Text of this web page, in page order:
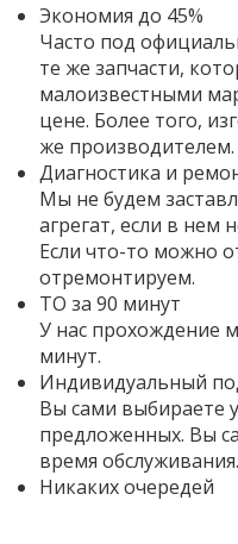
Экономия до 45%
Часто под
те же запчасти,
малоизвестными
цене. Более того,
же производителем.
Диагностика и
Мы не будем
агрегат, если в нем
Если что-то можно
отремонтируем.
ТО за 90 минут
У нас прохождение
минут.
Индивидуальный
Вы сами выбираете
предложенных. Вы
время обслуживания.
Никаких очередей